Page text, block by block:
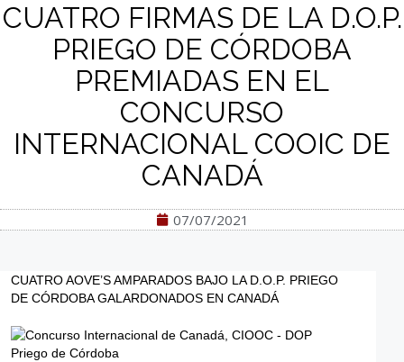
CUATRO FIRMAS DE LA D.O.P.
PRIEGO DE CÓRDOBA
PREMIADAS EN EL
CONCURSO
INTERNACIONAL COOIC DE
CANADÁ
07/07/2021
CUATRO AOVE’S AMPARADOS BAJO LA D.O.P. PRIEGO
DE CÓRDOBA GALARDONADOS EN CANADÁ